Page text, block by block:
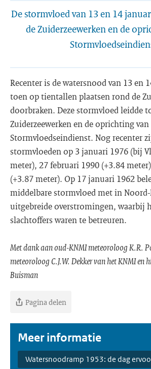
De stormvloed van 13 en 14
de Zuiderzeewerken en de
Recenter is de watersnood van 13 en
toen op tientallen plaatsen rond de
doorbraken. Deze stormvloed leidde
Zuiderzeewerken en de oprichting van
Stormvloedseindienst. Nog recenter
stormvloeden op 3 januari 1976 (bij
meter), 27 februari 1990 (+3.84
(+3.87 meter). Op 17 januari 1962
middelbare stormvloed met in
uitgebreide overstromingen, waarbij
slachtoffers waren te betreuren.
Met dank aan oud-KNMI meteoroloog K.R.
meteoroloog C.J.W. Dekker van het KNMI en
Buisman
Pagina delen
Meer informatie
Watersnoodramp 1953: de dag